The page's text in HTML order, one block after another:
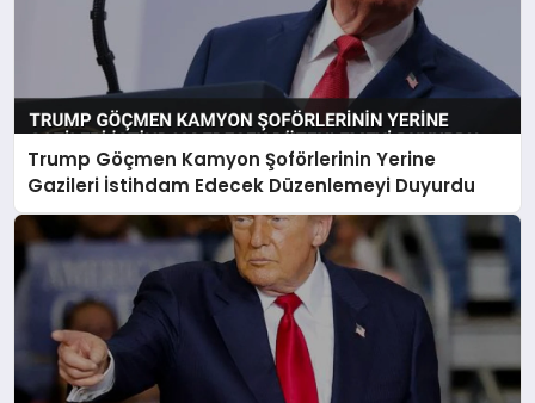
Trump Göçmen Kamyon Şoförlerinin Yerine
Gazileri İstihdam Edecek Düzenlemeyi Duyurdu